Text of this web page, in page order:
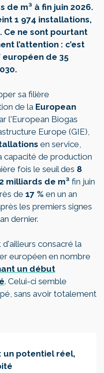
de m³ à fin juin 2026.
1 974 installations,
Ce ne sont pourtant
l’attention : c’est
de 35
sa filière
de la European
l'European Biogas
Europe (GIE),
en service,
capacité de production
fois le seuil des 8
milliards de m³ fin juin
de 17 % en un an
les premiers signes
dernier.
consacré la
européen en nombre
un début
. Celui-ci semble
sans avoir totalement
un potentiel réel,